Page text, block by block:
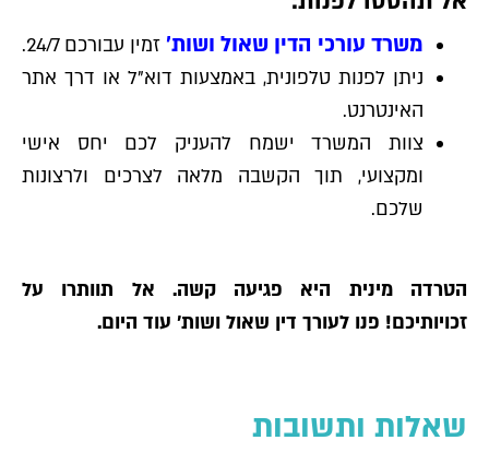
משרד עורכי הדין שאול ושות׳ זמין עבורכם 24/7.
ניתן לפנות טלפונית, באמצעות דוא"ל או דרך אתר
האינטרנט.
צוות המשרד ישמח להעניק לכם יחס אישי
ומקצועי, תוך הקשבה מלאה לצרכים ולרצונות
שלכם.
הטרדה מינית היא פגיעה קשה. אל תוותרו על
זכויותיכם! פנו לעורך דין שאול ושות׳ עוד היום.
שאלות ותשובות